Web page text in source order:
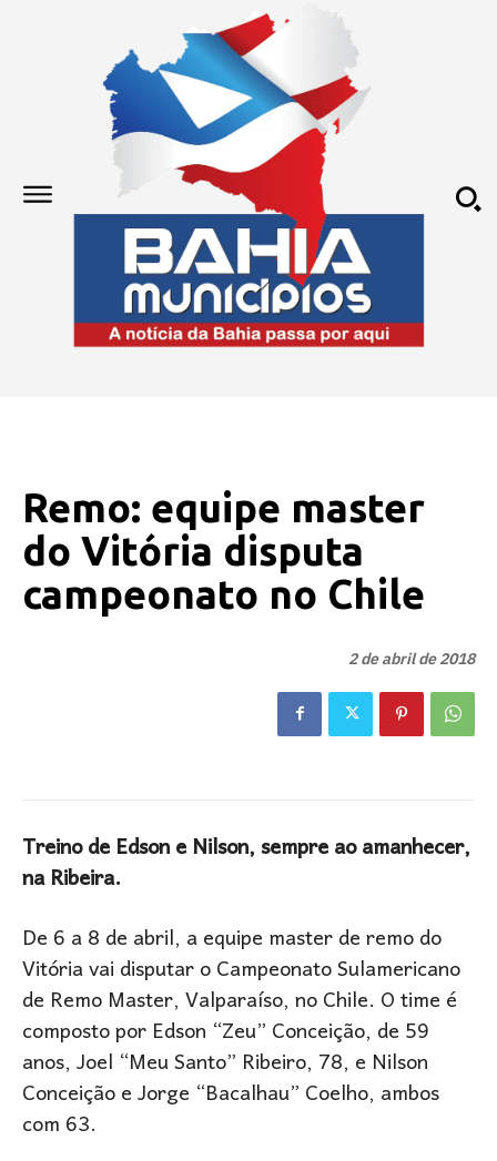
Remo: equipe master
do Vitória disputa
campeonato no Chile
2 de abril de 2018
Treino de Edson e Nilson, sempre ao amanhecer,
na Ribeira.
De 6 a 8 de abril, a equipe master de remo do
Vitória vai disputar o Campeonato Sulamericano
de Remo Master, Valparaíso, no Chile. O time é
composto por Edson “Zeu” Conceição, de 59
anos, Joel “Meu Santo” Ribeiro, 78, e Nilson
Conceição e Jorge “Bacalhau” Coelho, ambos
com 63.